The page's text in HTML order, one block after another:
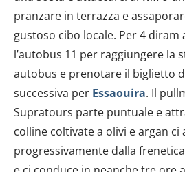
pranzare in terrazza e
gustoso cibo locale. Per 4 diram
l’autobus 11 per raggiungere la
autobus e prenotare il biglietto
successiva per Essaouira. Il
Supratours parte puntuale e
colline coltivate a olivi e argan ci
progressivamente dalla